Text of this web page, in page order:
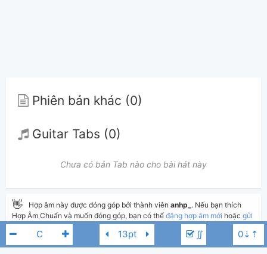
∬
Phiên bản khác (0)
Guitar Tabs (0)
Chưa có bản Tab nào cho bài hát này
👋 Hợp âm này được đóng góp bởi thành viên anhp_ . Nếu bạn thích
Hợp Âm Chuẩn và muốn đóng góp, bạn có thể đăng hợp âm mới hoặc gửi
yêu cầu hợp âm. Hợp âm của bạn sẽ được hiển thị trên trang chủ cho tất
cả mọi người tra cứu.